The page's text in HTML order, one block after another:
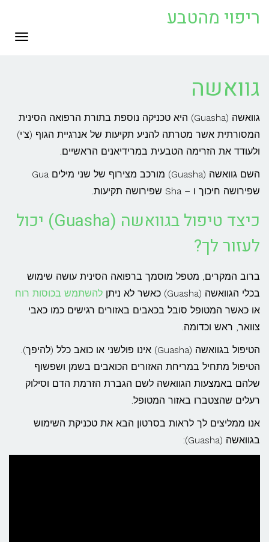
ריפוי מהטבע
גוואשה
גוואשה (Guasha) היא טכניקה נוספת בתורת הרפואה הסינית
המסורתית אשר מטרתה להניע תקיעות של אנרגיית הגוף (צ'י)
ולעודד את הזרימה הטבעית במרידיאנים הראשיים.
השם גוואשה (Guasha) מורכב מצירוף של שני מילים Gua
שפירושה חיכוך ו – Sha שפירושה תקיעות.
כיצד טיפול בגוואשה (Guasha) יכול
לעזור לך?
ברוב המקרים, מטפל מוסמך ברפואה הסינית עושה שימוש
בכלי הגוואשה (Guasha) כאשר לא ניתן
להשתמש בכוסות רוח
או כאשר המטופל סובל בכאבים באזורים רגישים כמו כאבי
צוואר, ראש וכדומה.
הטיפול בגוואשה (Guasha) אינו פולשני או כואב כלל (להיפך).
הטיפול מתחיל במריחת האזורים הכואבים בשמן ושפשוף
שלהם באמצעות הגוואשה לשם הגברת הזרמת הדם וסילוק
רעלים שהצטברו באזור המטופל.
אנו ממליצים לך לראות בסרטון הבא את טכניקת השימוש
בגוואשה (Guasha):